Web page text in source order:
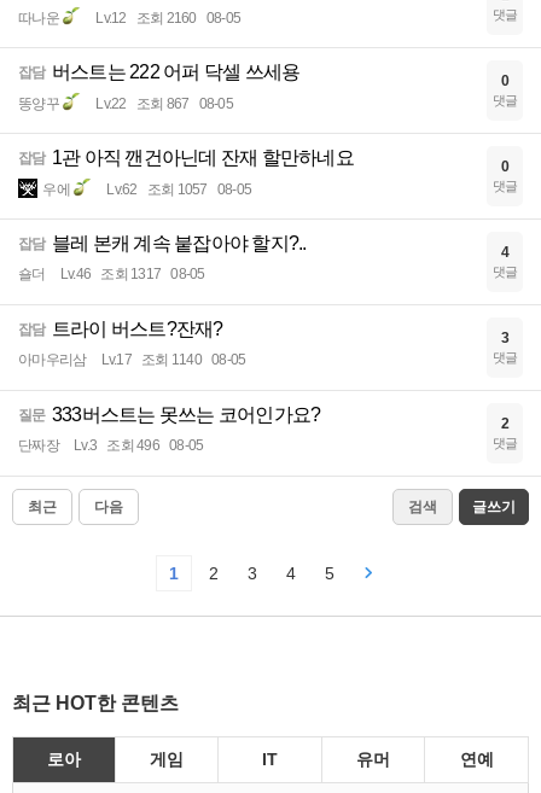
따나운 Lv.12 조회 2160 08-05 댓글
잡담 버스트는 222 어퍼 닥셀 쓰세용
똥양꾸 Lv.22 조회 867 08-05
0
댓글
잡담 1관 아직 깬건아닌데 잔재 할만하네요
우에 Lv.62 조회 1057 08-05
0
댓글
잡담 블레 본캐 계속 붙잡아야 할지?..
숄더 Lv.46 조회 1317 08-05
4
댓글
잡담 트라이 버스트?잔재?
아마우리삼 Lv.17 조회 1140 08-05
3
댓글
질문 333버스트는 못쓰는 코어인가요?
단짜장 Lv.3 조회 496 08-05
2
댓글
최근 다음 검색 글쓰기
1 2 3 4 5
최근 HOT한 콘텐츠
로아 게임 IT 유머 연예